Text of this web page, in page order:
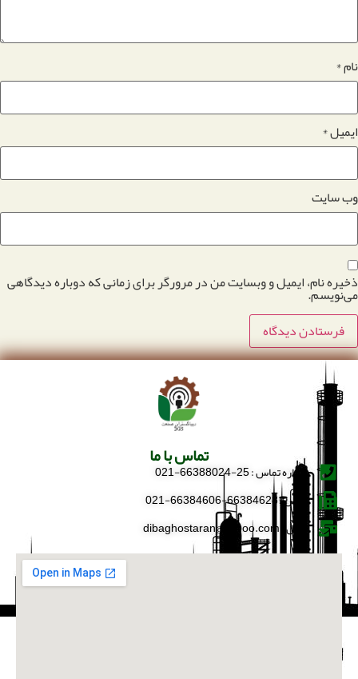
نام*
ایمیل*
وب‌ سایت
ذخیره نام، ایمیل و وبسایت من در مرورگر برای زمانی که دوباره دیدگاهی
می‌نویسم.
تماس با ما
شماره تماس : 25-66388024-021
فکس : 66384628-66384606-021
ایمیل : dibaghostaran@yahoo.com